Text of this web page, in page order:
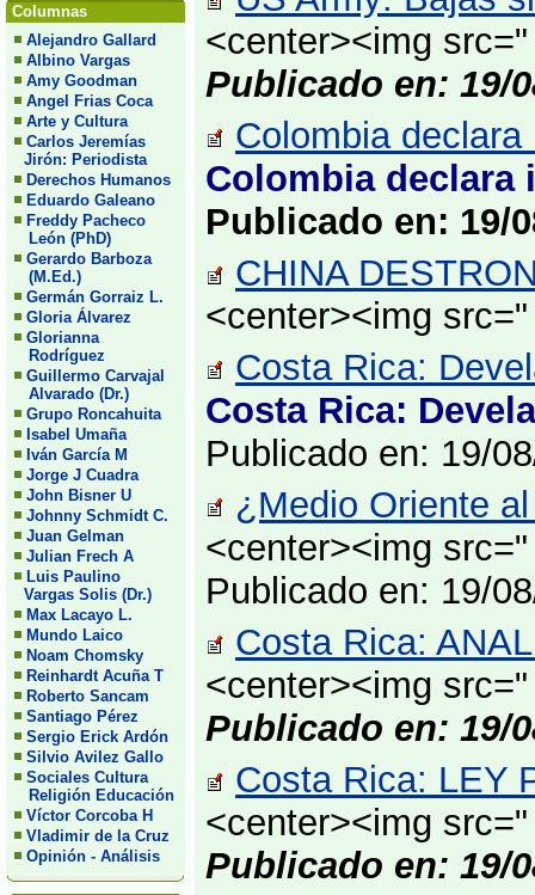
Columnas
Alejandro Gallard
Albino Vargas
Amy Goodman
Angel Frias Coca
Arte y Cultura
Carlos Jeremías
Jirón: Periodista
Derechos Humanos
Eduardo Galeano
Freddy Pacheco
León (PhD)
Gerardo Barboza
(M.Ed.)
Germán Gorraiz L.
Gloria Álvarez
Glorianna
Rodríguez
Guillermo Carvajal
Alvarado (Dr.)
Grupo Roncahuita
Isabel Umaña
Iván García M
Jorge J Cuadra
John Bisner U
Johnny Schmidt C.
Juan Gelman
Julian Frech A
Luis Paulino
Vargas Solis (Dr.)
Max Lacayo L.
Mundo Laico
Noam Chomsky
Reinhardt Acuña T
Roberto Sancam
Santiago Pérez
Sergio Erick Ardón
Silvio Avilez Gallo
Sociales Cultura
Religión Educación
Víctor Corcoba H
Vladimir de la Cruz
Opinión - Análisis
<center><img
Publicado en: 19/
Colombia
Colombia declara
Publicado en: 19/
CHINA
<center><img
Costa Rica:
Costa Rica:
Publicado en: 19/
¿Medio Oriente
<center><img
Publicado en: 19/
Costa Rica:
<center><img
Publicado en: 19/
Costa Rica: LEY
<center><img
Publicado en: 19/